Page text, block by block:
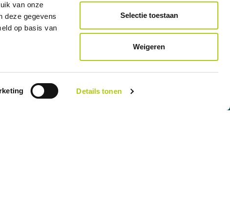
van onze
deze gegevens
op basis van
Details tonen
Selectie toestaan
Weigeren
Distributeur officiel des marques A